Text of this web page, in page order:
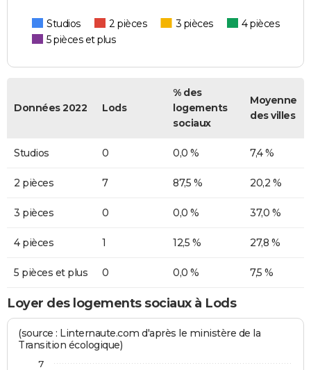
Studios 2 pièces 3 pièces
4 pièces
5 pièces et plus
Données 2022 Lods
% des
logements
sociaux
Moyenne
des villes
Studios 0 0,0 % 7,4 %
2 pièces 7 87,5 % 20,2 %
3 pièces 0 0,0 % 37,0 %
4 pièces 1 12,5 % 27,8 %
5 pièces et plus 0 0,0 % 7,5 %
Loyer des logements sociaux à Lods
(source : Linternaute.com d'après le ministère de la
Transition écologique)
7